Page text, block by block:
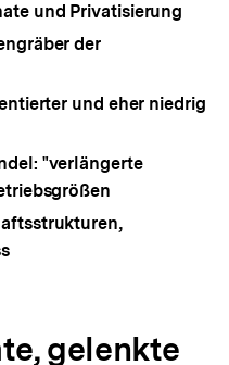
und Privatisierung
der
und eher niedrig
"verlängerte
gelenkte